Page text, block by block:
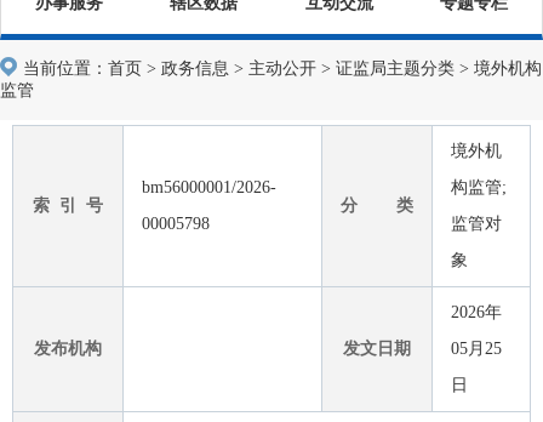
当前位置： 首页 > 政务信息 > 主动公开 > 证监局主题分类 > 境外机构
监管
索 引 号
bm56000001/2026-
00005798
分 类
境外机
构监管;
监管对
象
发布机构 发文日期
2026年
05月25
日